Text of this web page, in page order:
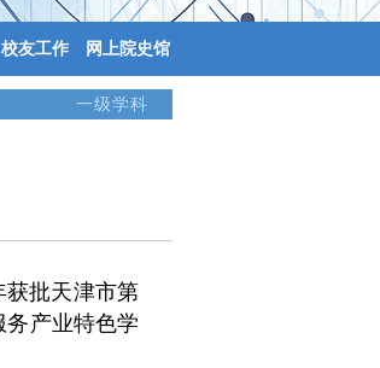
校友工作 网上院史馆
一级学科
获批天津市第
务产业特色学